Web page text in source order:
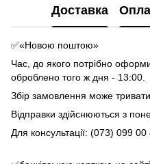
Доставка
✅«Новою поштою»
Час, до якого потрібно
оброблено того ж дня - 13:00.
Збір замовлення може тривати
Відправки здійснюються з
Для консультації: (073) 099